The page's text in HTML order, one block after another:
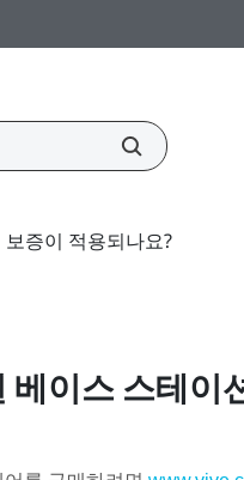
증이 적용되나요?
베이스 스테이